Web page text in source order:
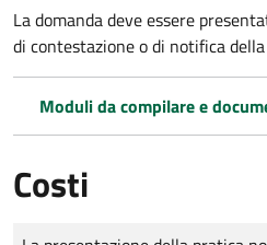
La domanda deve essere
di contestazione o di notifica
Moduli da compilare e
Costi
Tipo di pagamento
Importo